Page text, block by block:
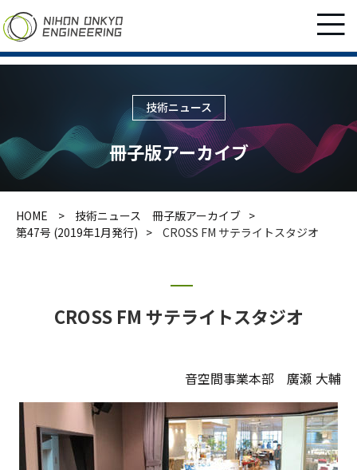
技術ニュース
冊子版アーカイブ
HOME
技術ニュース 冊子版アーカイブ
第47号 (2019年1月発行)
CROSS FM サテライトスタジオ
CROSS FM サテライトスタジオ
音空間事業本部 廣瀬 大輔